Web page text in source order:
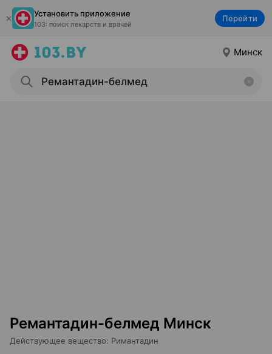
Установить приложение
103: поиск лекарств и врачей
Перейти
Минск
Ремантадин-белмед Минск
Действующее вещество: Римантадин